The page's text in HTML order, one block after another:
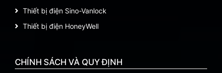
Thiết bị điện Sino-Vanlock
Thiết bị điện HoneyWell
CHÍNH SÁCH VÀ QUY ĐỊNH